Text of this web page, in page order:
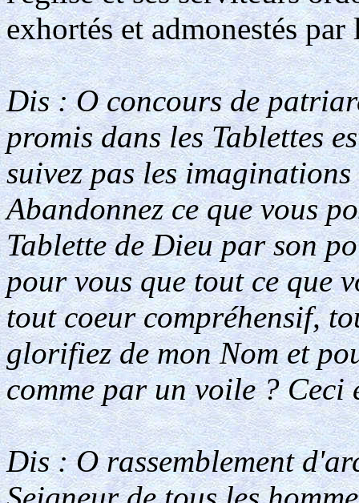
exhortés et admonestés
Dis : O concours de
promis dans les Tablettes
suivez pas les
Abandonnez ce que vous
Tablette de Dieu par son
pour vous que tout ce que
tout coeur compréhensif,
glorifiez de mon Nom et
comme par un voile ?
Dis : O rassemblement